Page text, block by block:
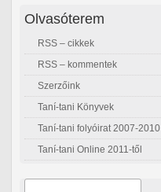
Olvasóterem
RSS – cikkek
RSS – kommentek
Szerzőink
Taní-tani Könyvek
Taní-tani folyóirat 2007-2010
Taní-tani Online 2011-től